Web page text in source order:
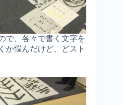
で、各々で書く文字を
か悩んだけど、どスト